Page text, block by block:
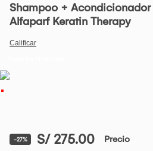
Shampoo +
Alfaparf Keratin Therapy
-27% S/ 275.00 Precio